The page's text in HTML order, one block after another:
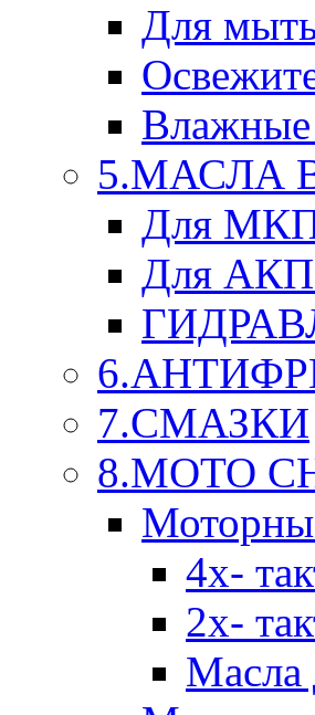
Для
Влажные
5.МАСЛА
Для
Для
7.СМАЗКИ
8.МОТО
4х-
2х-
Масла